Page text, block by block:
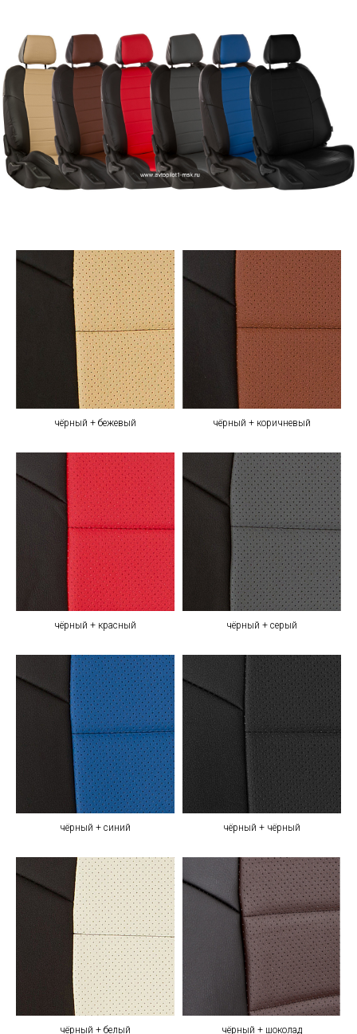
чёрный + бежевый чёрный + коричневый
чёрный + красный чёрный + серый
чёрный + синий чёрный + чёрный
чёрный + белый чёрный + шоколад